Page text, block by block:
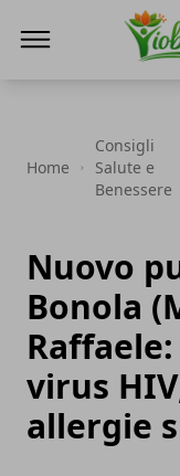
Home
Consigli
Salute e
Benessere
Nuovo
Bonola
virus
allergie